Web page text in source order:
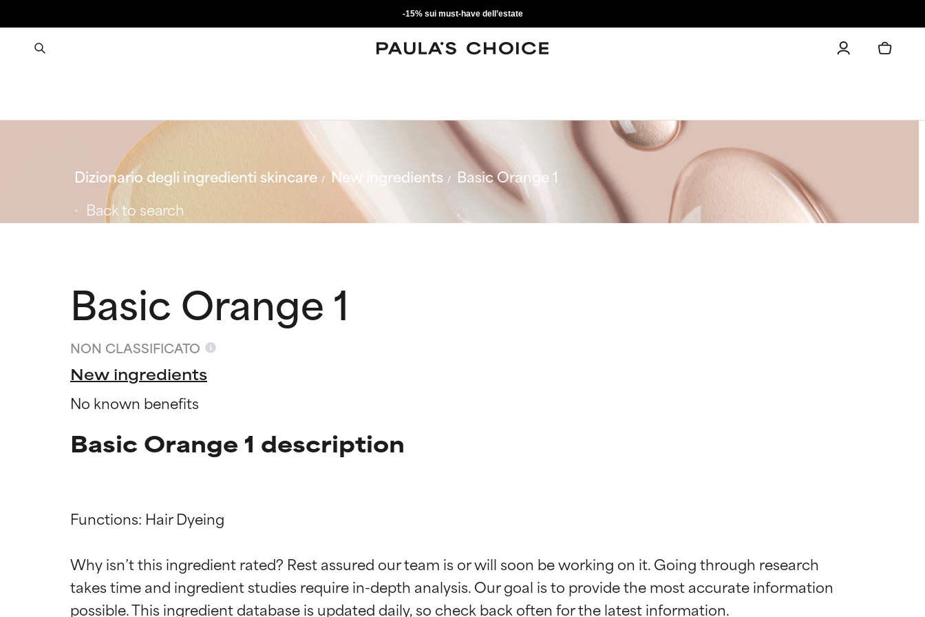
-15% sui must-have dell’estate
Dizionario degli ingredienti skincare New ingredients
Basic Orange 1
Back to search
Basic Orange 1
NON CLASSIFICATO
New ingredients
No known benefits
Basic Orange 1 description
Functions: Hair Dyeing
Why isn’t this ingredient rated? Rest assured our team is or will soon be working on it. Going through research
takes time and ingredient studies require in-depth analysis. Our goal is to provide the most accurate information
OTTIMO
Comprovati e sostenuti da studi indipendenti. Ingrediente attivo eccezionale per la maggior
parte dei tipi di pelle o dei problemi.
OTTIMO
Comprovati e sostenuti da studi indipendenti. Ingrediente attivo eccezionale per la maggior
parte dei tipi di pelle o dei problemi.